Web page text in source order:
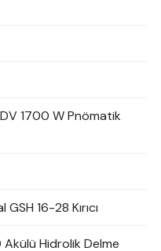
1700 W Pnömatik
16-28 Kırıcı
Hidrolik Delme